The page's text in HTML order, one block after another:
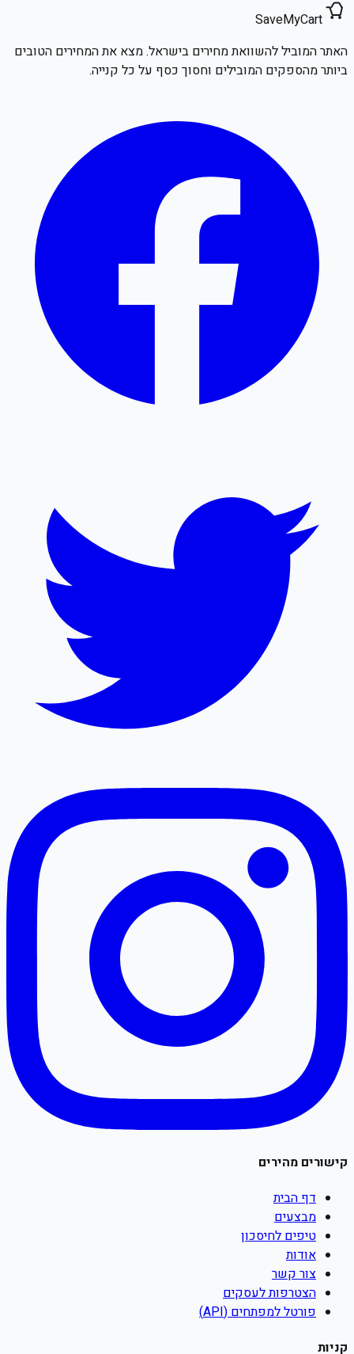
SaveMyCart
האתר המוביל להשוואת מחירים בישראל. מצא את המחירים הטובים
ביותר מהספקים המובילים וחסוך כסף על כל קנייה.
קישורים מהירים
דף הבית
מבצעים
טיפים לחיסכון
אודות
צור קשר
הצטרפות לעסקים
פורטל למפתחים (API)
קניות